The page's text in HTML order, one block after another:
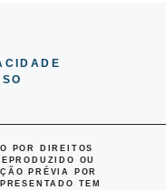
POR DIREITOS
OU
PRÉVIA POR
TEM